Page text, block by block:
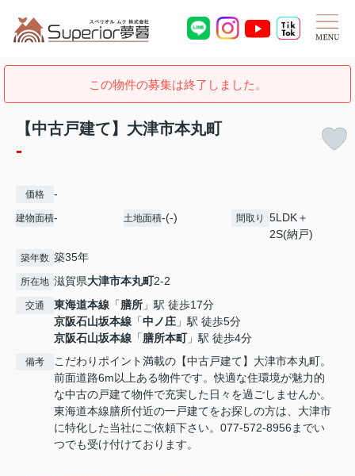
この物件の募集は終了しました。
【中古戸建て】大津市本丸町
-
価格 -
建物面積- 土地面積-(-) 間取り
5LDK＋
2S(納戸)
築年数 築35年
所在地 滋賀県大津市本丸町2-2
交通 東海道本線 「膳所 」駅 徒歩17分
京阪石山坂本線 「中ノ庄 」駅 徒歩5分
京阪石山坂本線 「膳所本町」駅 徒歩4分
備考
こだわりポイント満載の【中古戸建て】大津市本丸町。
前面道路6m以上ある物件です。快適な住環境が魅力的
な中古の戸建て物件で充実した日々を過ごしませんか。
東海道本線膳所付近の一戸建てをお探しの方は、大津市
に特化した当社にご依頼下さい。077-572-8956までい
つでも受け付けております。